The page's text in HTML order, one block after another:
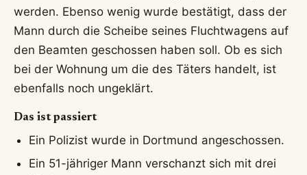
werden. Ebenso wenig wurde bestätigt, dass der
Mann durch die Scheibe seines Fluchtwagens auf
den Beamten geschossen haben soll. Ob es sich
bei der Wohnung um die des Täters handelt, ist
ebenfalls noch ungeklärt.
Das ist passiert
Ein Polizist wurde in Dortmund angeschossen.
Ein 51-jähriger Mann verschanzt sich mit drei